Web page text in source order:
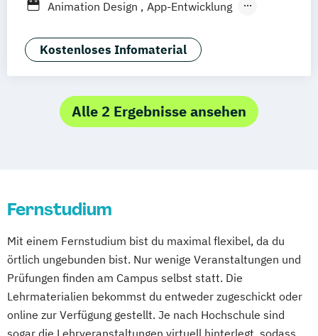
Wien Rostock Dortmund
Animation Design
App-Entwicklung
Game Development Industriedesign
Kommunikationsdesign
Nachhaltiges Design
Kostenloses Infomaterial
Alle 2 Ergebnisse ansehen
Fernstudium
Mit einem Fernstudium bist du maximal flexibel, da du
örtlich ungebunden bist. Nur wenige Veranstaltungen und
Prüfungen finden am Campus selbst statt. Die
Lehrmaterialien bekommst du entweder zugeschickt oder
online zur Verfügung gestellt. Je nach Hochschule sind
sogar die Lehrveranstaltungen virtuell hinterlegt, sodass